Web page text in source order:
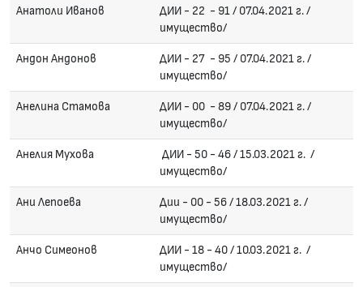
Анатоли Иванов
ДИИ - 22 - 91 / 07.04.2021 г. /
имущество/
Андон Андонов
ДИИ - 27 - 95 / 07.04.2021 г. /
имущество/
Анелина Стамова
ДИИ - 00 - 89 / 07.04.2021 г. /
имущество/
Анелия Мухова
ДИИ - 50 - 46 / 15.03.2021 г. /
имущество/
Ани Лепоева
Дии - 00 - 56 / 18.03.2021 г. /
имущество/
Анчо Симеонов
ДИИ - 18 - 40 / 10.03.2021 г. /
имущество/